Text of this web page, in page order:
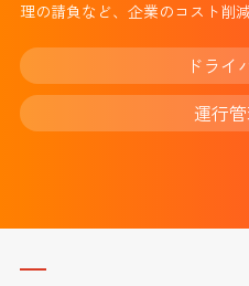
理の請負など、企業のコスト削
ドライ
運行